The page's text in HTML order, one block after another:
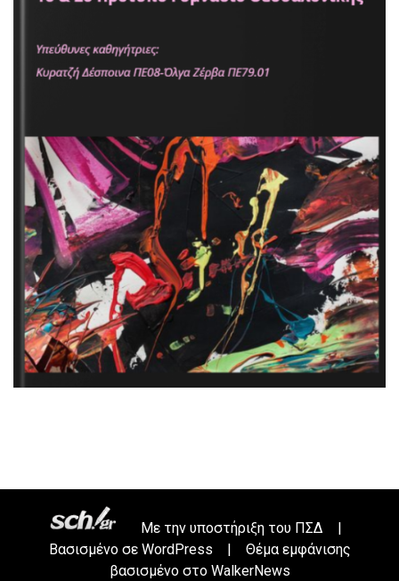
Με την υποστήριξη του ΠΣΔ
|
Βασισμένο σε WordPress |
Θέμα εμφάνισης
βασισμένο στο WalkerNews